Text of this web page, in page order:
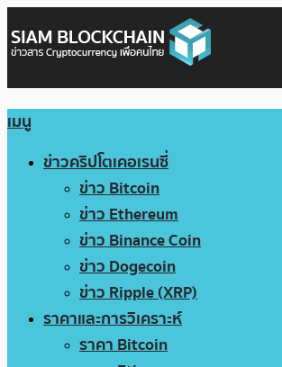
เมนู
ข่าวคริปโตเคอเรนซี่
ข่าว Bitcoin
ข่าว Ethereum
ข่าว Binance Coin
ข่าว Dogecoin
ข่าว Ripple (XRP)
ราคาและการวิเคราะห์
ราคา Bitcoin